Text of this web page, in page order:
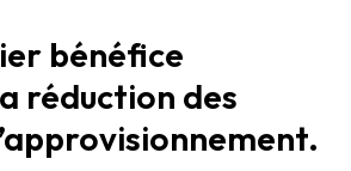
bénéfice
réduction des